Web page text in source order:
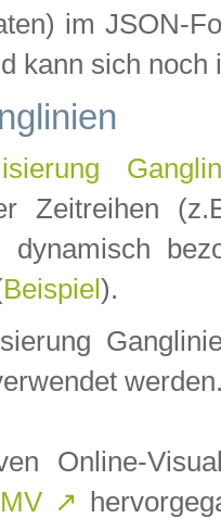
im JSON-
kann sich noch
Zeitreihen
dynamisch
Beispiel ).
Online-
↗